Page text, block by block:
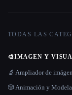
TODAS LAS
🎨IMAGEN Y
🔬 Ampliador de
🎲 Animación y